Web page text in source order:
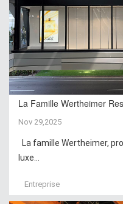
La Famille Wertheimer
Nov 29,2025
La famille Wertheimer,
luxe...
Entreprise